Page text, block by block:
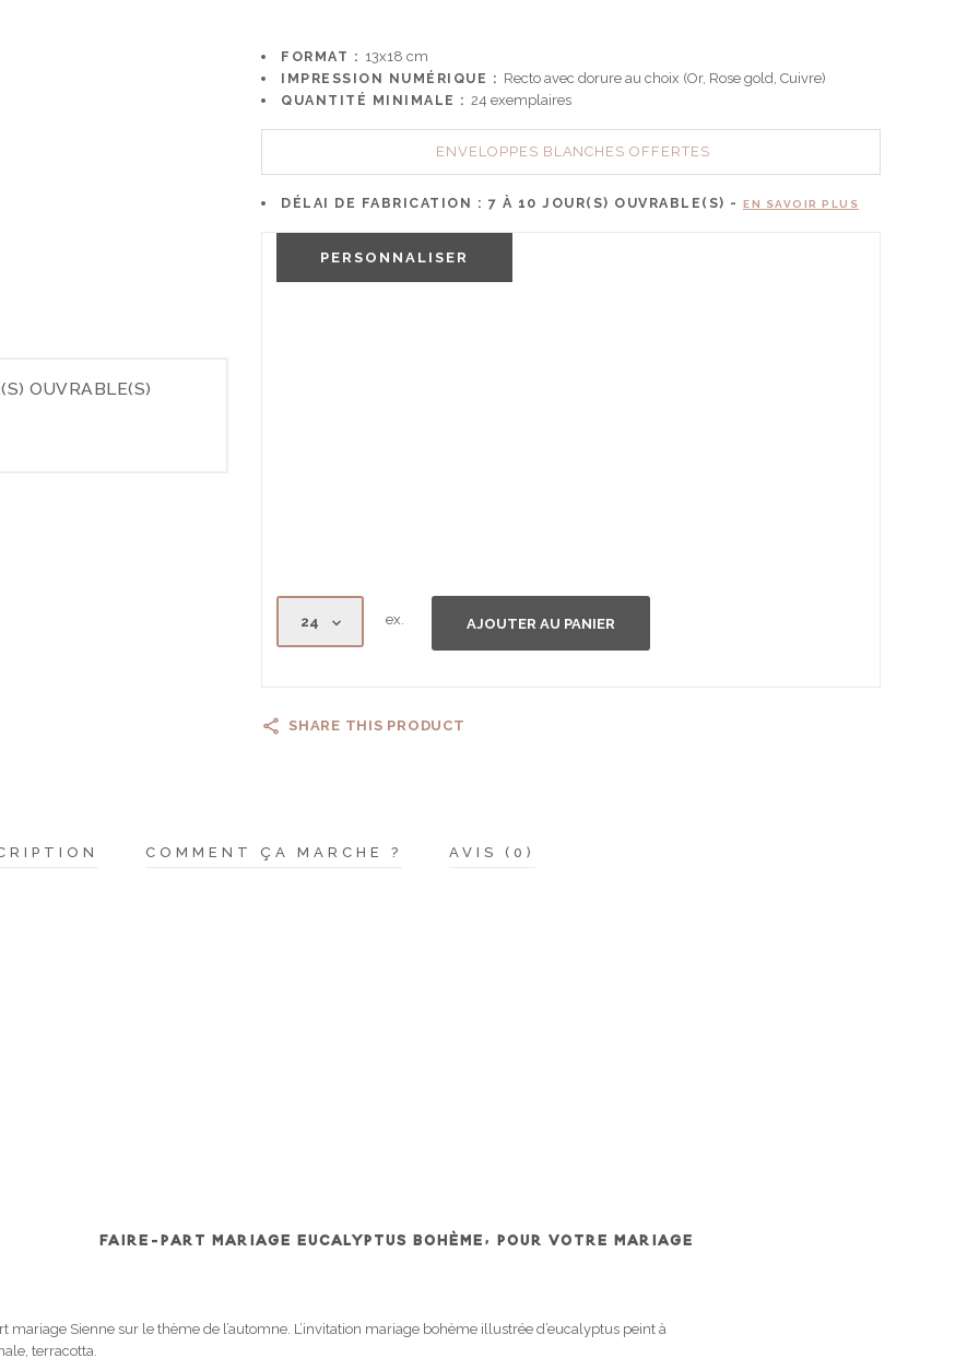
OUVRABLE(S)
FORMAT : 13x18 cm
IMPRESSION NUMÉRIQUE : Recto avec dorure au choix (Or, Rose gold, Cuivre)
QUANTITÉ MINIMALE : 24 exemplaires
ENVELOPPES BLANCHES OFFERTES
DÉLAI DE FABRICATION : 7 À 10 JOUR(S) OUVRABLE(S) - EN SAVOIR PLUS
PERSONNALISER
ex. AJOUTER AU PANIER
SHARE THIS PRODUCT
COMMENT ÇA MARCHE ? AVIS (0)
FAIRE-PART MARIAGE EUCALYPTUS BOHÈME, POUR VOTRE MARIAGE
Sienne sur le thème de l’automne. L’invitation mariage bohème illustrée d’eucalyptus peint à
terracotta.